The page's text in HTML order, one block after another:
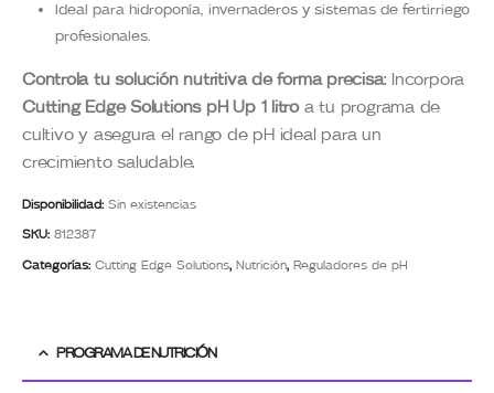
Ideal para hidroponía, invernaderos y sistemas de fertirriego
profesionales.
Controla tu solución nutritiva de forma precisa: Incorpora
Cutting Edge Solutions pH Up 1 litroa tu programa de
cultivo y asegura el rango de pH ideal para un
crecimiento saludable.
Disponibilidad: Sin existencias
SKU: 812387
Categorías: Cutting Edge Solutions, Nutrición, Reguladores de pH
PROGRAMA DE NUTRICIÓN